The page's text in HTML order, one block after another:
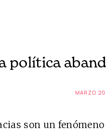
política
MARZO
son un